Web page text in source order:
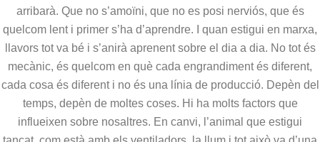
arribarà. Que no s’amoïni, que no es posi nerviós, que és
quelcom lent i primer s’ha d’aprendre. I quan estigui en marxa,
llavors tot va bé i s’anirà aprenent sobre el dia a dia. No tot és
mecànic, és quelcom en què cada engrandiment és diferent,
cada cosa és diferent i no és una línia de producció. Depèn del
temps, depèn de moltes coses. Hi ha molts factors que
influeixen sobre nosaltres. En canvi, l’animal que estigui